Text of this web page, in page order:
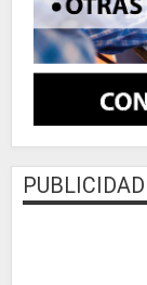
PUBLICIDAD